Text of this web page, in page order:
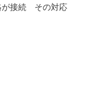
が接続 その対応